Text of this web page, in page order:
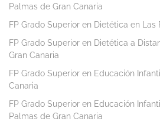
Palmas de Gran Canaria
FP Grado Superior en Dietética en Las
FP Grado Superior en Dietética a
Gran Canaria
FP Grado Superior en Educación
Canaria
FP Grado Superior en Educación
Palmas de Gran Canaria